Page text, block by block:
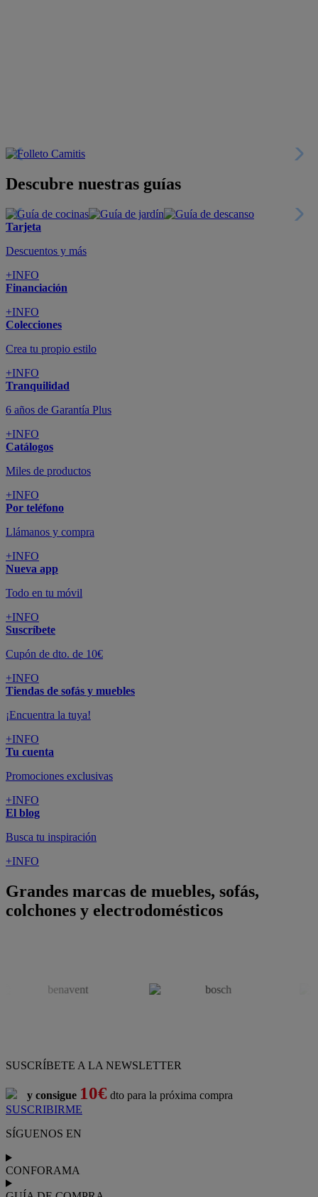
Descubre nuestras guías
Tarjeta
Descuentos y más
+INFO
Financiación
+INFO
Colecciones
Crea tu propio estilo
+INFO
Tranquilidad
6 años de Garantía Plus
+INFO
Catálogos
Miles de productos
+INFO
Por teléfono
Llámanos y compra
+INFO
Nueva app
Todo en tu móvil
+INFO
Suscríbete
Cupón de dto. de 10€
+INFO
Tiendas de sofás y muebles
¡Encuentra la tuya!
+INFO
Tu cuenta
Promociones exclusivas
+INFO
El blog
Busca tu inspiración
+INFO
Grandes marcas de muebles, sofás,
colchones y electrodomésticos
SUSCRÍBETE A LA NEWSLETTER
y consigue 10€ dto para la próxima compra
SUSCRIBIRME
SÍGUENOS EN
CONFORAMA